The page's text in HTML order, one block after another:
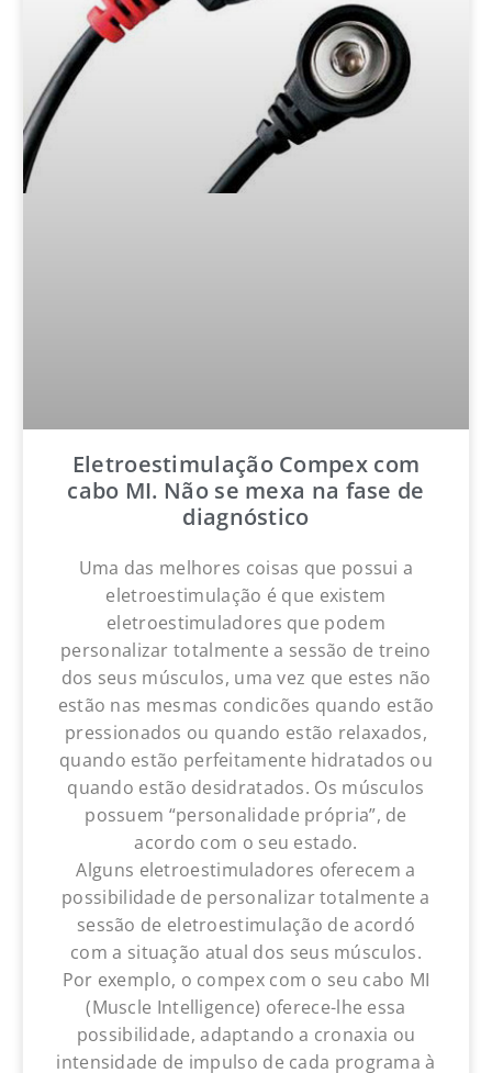
Eletroestimulação Compex com
cabo MI. Não se mexa na fase de
diagnóstico
Uma das melhores coisas que possui a
eletroestimulação é que existem
eletroestimuladores que podem
personalizar totalmente a sessão de treino
dos seus músculos, uma vez que estes não
estão nas mesmas condicões quando estão
pressionados ou quando estão relaxados,
quando estão perfeitamente hidratados ou
quando estão desidratados. Os músculos
possuem “personalidade própria”, de
acordo com o seu estado.
Alguns eletroestimuladores oferecem a
possibilidade de personalizar totalmente a
sessão de eletroestimulação de acordó
com a situação atual dos seus músculos.
Por exemplo, o compex com o seu cabo MI
(Muscle Intelligence) oferece-lhe essa
possibilidade, adaptando a cronaxia ou
intensidade de impulso de cada programa à